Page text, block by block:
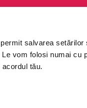
salvarea setărilor
vom folosi numai cu
tău.